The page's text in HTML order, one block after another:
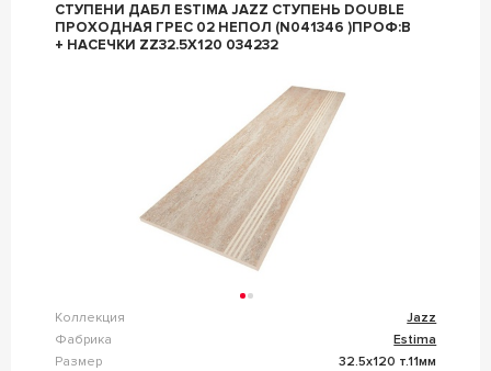
СТУПЕНИ ДАБЛ ESTIMA JAZZ СТУПЕНЬ DOUBLE
ПРОХОДНАЯ ГРЕС 02 НЕПОЛ (N041346 )ПРОФ:B
+ НАСЕЧКИ ZZ32.5X120 034232
Коллекция
Jazz
Фабрика
Estima
Размер
32.5x120 т.11мм